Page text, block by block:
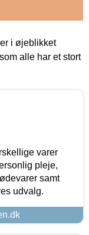
i øjeblikket
alle har et stort
varer
pleje,
samt
udvalg.